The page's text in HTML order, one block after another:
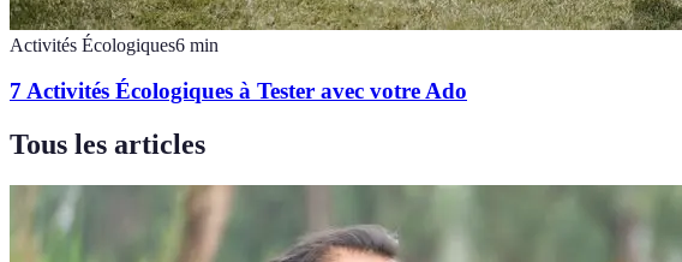
Activités Écologiques6 min
7 Activités Écologiques à Tester avec votre Ado
Tous les articles